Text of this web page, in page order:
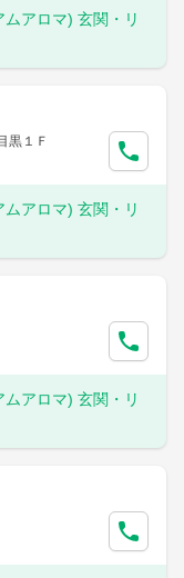
アロマ) 玄関・リ
黒１Ｆ
アロマ) 玄関・リ
アロマ) 玄関・リ